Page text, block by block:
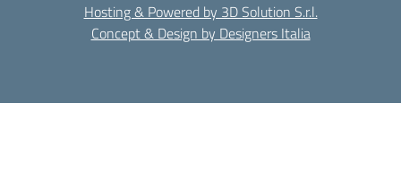
Hosting & Powered by 3D Solution S.r.l.
Concept & Design by Designers Italia